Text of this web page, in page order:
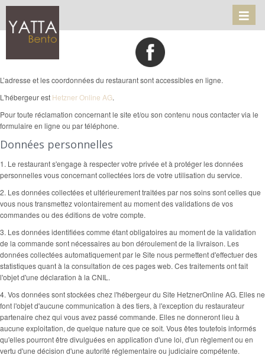
L’adresse et les coordonnées du restaurant sont accessibles en ligne.
L'hébergeur est Hetzner Online AG.
Pour toute réclamation concernant le site et/ou son contenu nous contacter via le
formulaire en ligne ou par téléphone.
Données personnelles
1. Le restaurant s'engage à respecter votre privée et à protéger les données
personnelles vous concernant collectées lors de votre utilisation du service.
2. Les données collectées et ultérieurement traitées par nos soins sont celles que
vous nous transmettez volontairement au moment des validations de vos
commandes ou des éditions de votre compte.
3. Les données identifiées comme étant obligatoires au moment de la validation
de la commande sont nécessaires au bon déroulement de la livraison. Les
données collectées automatiquement par le Site nous permettent d'effectuer des
statistiques quant à la consultation de ces pages web. Ces traitements ont fait
l'objet d'une déclaration à la CNIL.
4. Vos données sont stockées chez l'hébergeur du Site HetznerOnline AG. Elles ne
font l'objet d'aucune communication à des tiers, à l'exception du restaurateur
partenaire chez qui vous avez passé commande. Elles ne donneront lieu à
aucune exploitation, de quelque nature que ce soit. Vous êtes toutefois informés
qu'elles pourront être divulguées en application d'une loi, d'un règlement ou en
vertu d'une décision d'une autorité réglementaire ou judiciaire compétente.